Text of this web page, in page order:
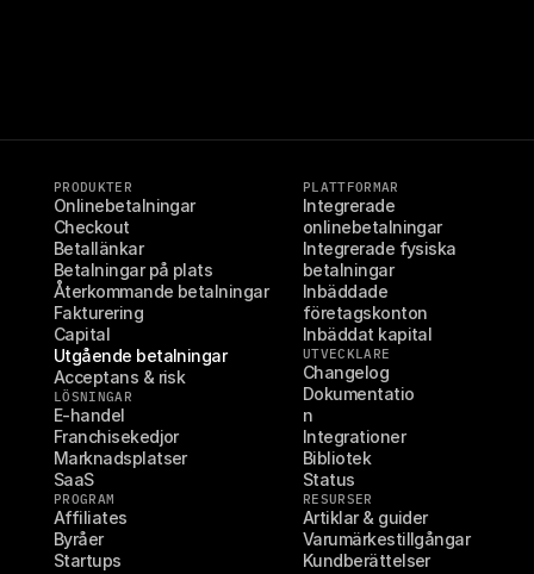
PRODUKTER
Onlinebetalningar
Checkout
Betallänkar
Betalningar på plats
Återkommande betalningar
Fakturering
Capital
Utgående betalningar
Acceptans & risk
LÖSNINGAR
E-handel
Franchisekedjor
Marknadsplatser
SaaS
PROGRAM
Affiliates
Byråer
Startups
PLATTFORMAR
Integrerade
onlinebetalningar
Integrerade fysiska
betalningar
Inbäddade
företagskonton
Inbäddat kapital
UTVECKLARE
Changelog
Dokumentatio
n
Integrationer
Bibliotek
Status
RESURSER
Artiklar & guider
Varumärkestillgångar
Kundberättelser